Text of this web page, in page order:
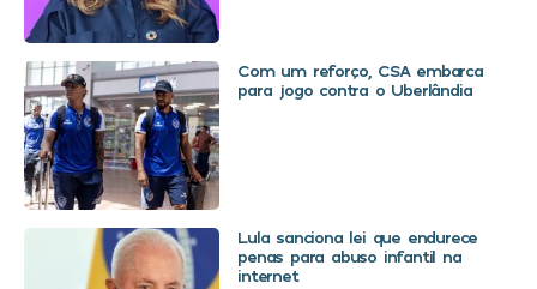
Com um reforço, CSA embarca
para jogo contra o Uberlândia
Lula sanciona lei que endurece
penas para abuso infantil na
internet